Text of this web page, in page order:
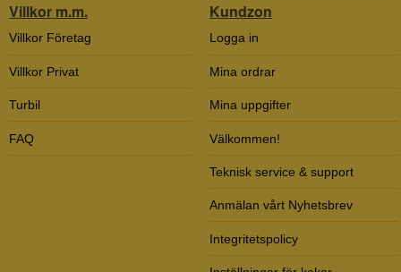
Villkor m.m.
Villkor Företag
Villkor Privat
Turbil
FAQ
Kundzon
Logga in
Mina ordrar
Mina uppgifter
Välkommen!
Teknisk service & support
Anmälan vårt Nyhetsbrev
Integritetspolicy